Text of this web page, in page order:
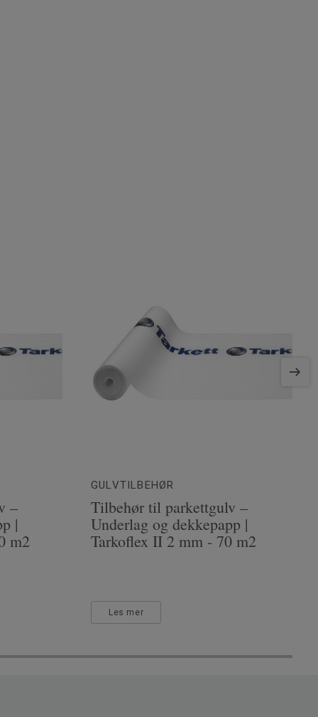
–
|
m2
GULVTILBEHØR
Tilbehør til parkettgulv –
Underlag og dekkepapp |
Tarkoflex II 2 mm - 70 m2
Les mer